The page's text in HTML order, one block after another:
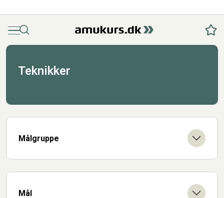
MenuSøg
Teknikker
Målgruppe
Mål